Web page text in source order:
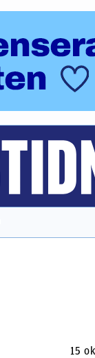
15